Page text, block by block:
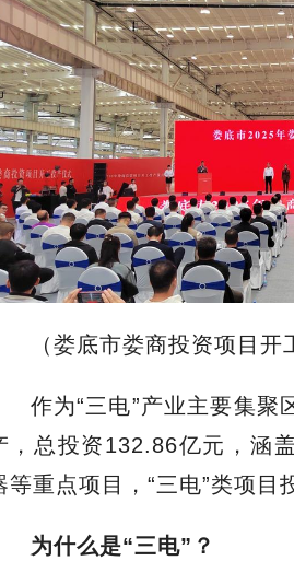
（娄底市娄商投资项目
作为“三电”产业主要集聚
，总投资132.86亿元，涵
等重点项目，“三电”类项目
为什么是“三电”？